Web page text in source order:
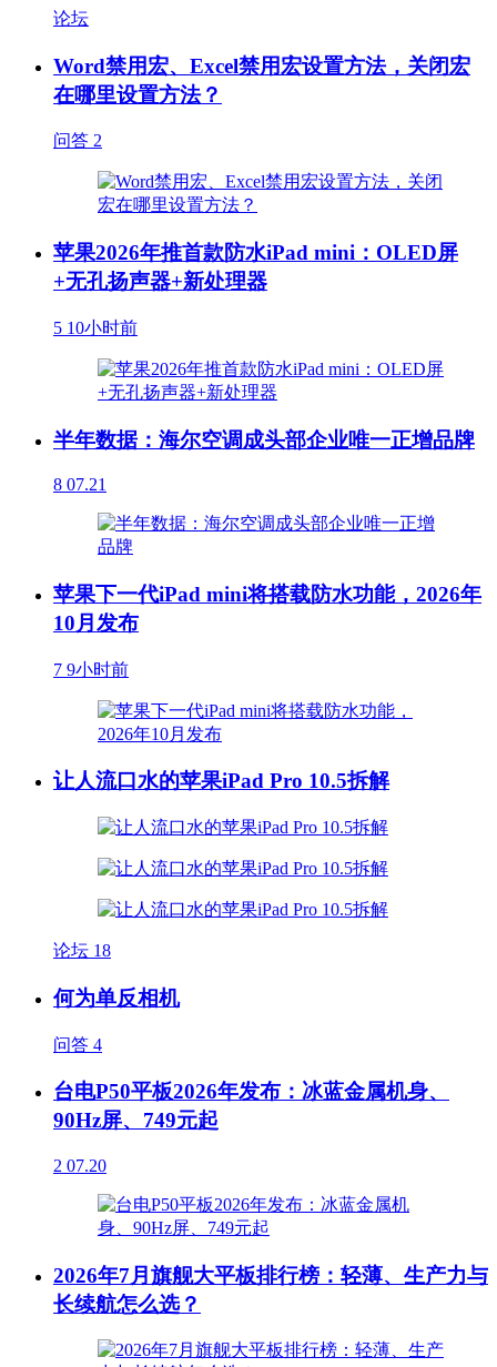
论坛
Word禁用宏、Excel禁用宏设置方法，关闭宏
在哪里设置方法？
问答 2
苹果2026年推首款防水iPad mini：OLED屏
+无孔扬声器+新处理器
5 10小时前
半年数据：海尔空调成头部企业唯一正增品牌
8 07.21
苹果下一代iPad mini将搭载防水功能，2026年
10月发布
7 9小时前
让人流口水的苹果iPad Pro 10.5拆解
论坛 18
何为单反相机
问答 4
台电P50平板2026年发布：冰蓝金属机身、
90Hz屏、749元起
2 07.20
2026年7月旗舰大平板排行榜：轻薄、生产力与
长续航怎么选？